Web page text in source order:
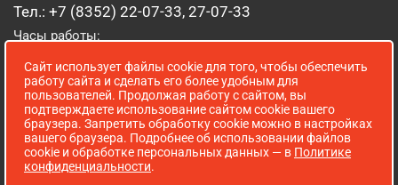
Тел.: +7 (8352) 22-07-33, 27-07-33
Часы работы:
Суббота, Воскресенье: с 8:00 до 16:00
г. Йошкар-Ола, ул. Луначарского, д. 52 А
Тел.: (8362) 41-07-31
Часы работы:
Понедельник – Пятница: с 8:00 до 18:00
Сайт использует файлы cookie для того, чтобы обеспечить
работу сайта и сделать его более удобным для
пользователей. Продолжая работу с сайтом, вы
подтверждаете использование сайтом cookie вашего
браузера. Запретить обработку cookie можно в настройках
вашего браузера. Подробнее об использовании файлов
cookie и обработке персональных данных — в Политике
конфиденциальности.